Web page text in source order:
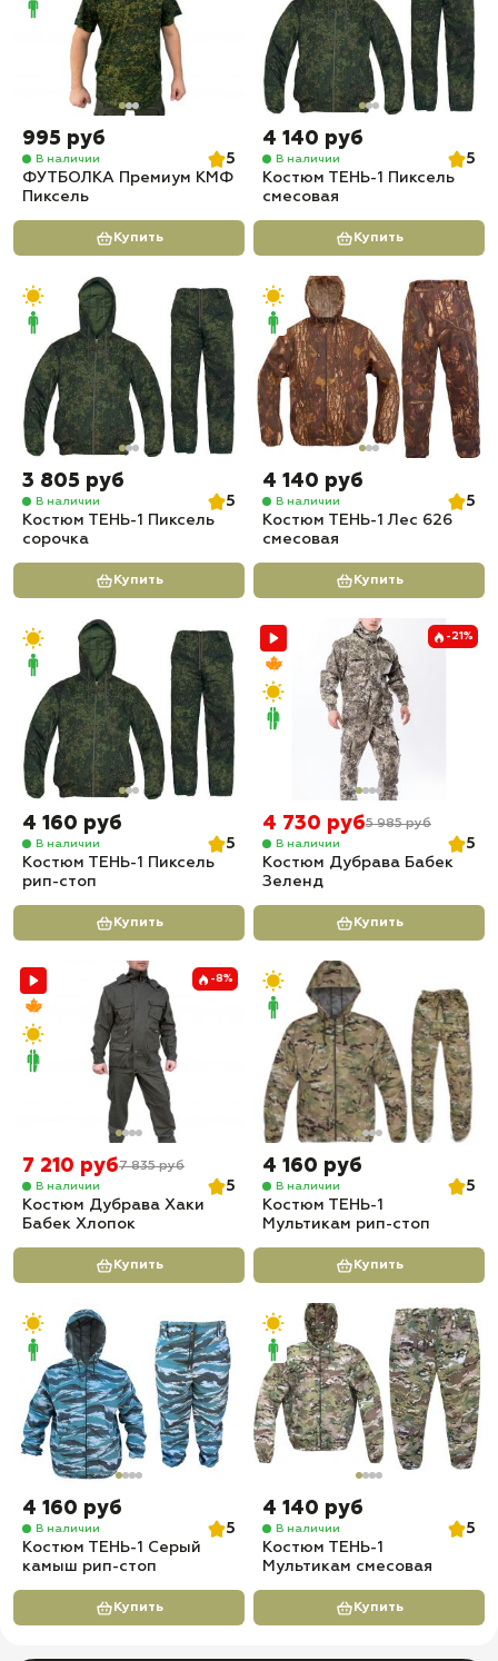
995 руб
В наличии
5
ФУТБОЛКА Премиум КМФ
Пиксель
Купить
4 140 руб
В наличии
5
Костюм ТЕНЬ-1 Пиксель
смесовая
Купить
3 805 руб
В наличии
5
Костюм ТЕНЬ-1 Пиксель
сорочка
Купить
4 140 руб
В наличии
5
Костюм ТЕНЬ-1 Лес 626
смесовая
Купить
4 160 руб
В наличии
5
Костюм ТЕНЬ-1 Пиксель
рип-стоп
Купить
-21%
4 730 руб5 985 руб
В наличии
5
Костюм Дубрава Бабек
Зеленд
Купить
-8%
7 210 руб7 835 руб
В наличии
5
Костюм Дубрава Хаки
Бабек Хлопок
Купить
4 160 руб
В наличии
5
Костюм ТЕНЬ-1
Мультикам рип-стоп
Купить
4 160 руб
В наличии
5
Костюм ТЕНЬ-1 Серый
камыш рип-стоп
Купить
4 140 руб
В наличии
5
Костюм ТЕНЬ-1
Мультикам смесовая
Купить